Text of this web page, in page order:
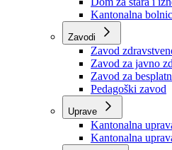
Ustanove
Centar za socijalni
Dom za stara i
Kantonalna
Zavodi
Zavod
Zavod za javno
Zavod za
Pedagoški zavod